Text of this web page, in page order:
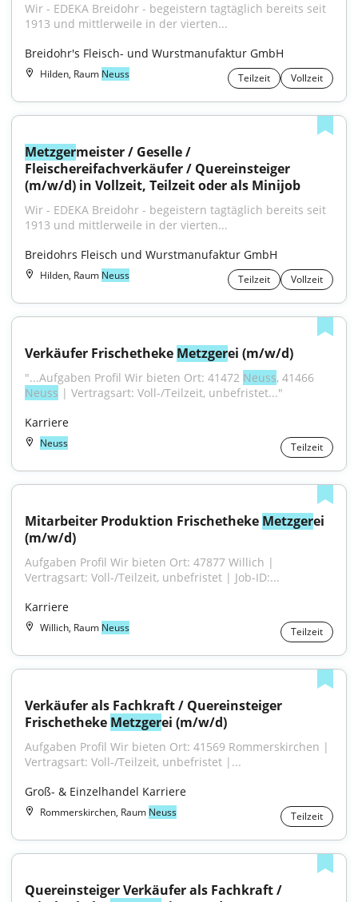
Wir - EDEKA Breidohr - begeistern tagtäglich bereits seit
1913 und mittlerweile in der vierten...
Breidohr's Fleisch- und Wurstmanufaktur GmbH
Hilden, Raum Neuss Teilzeit Vollzeit
Metzgermeister / Geselle /
Fleischereifachverkäufer / Quereinsteiger
(m/w/d) in Vollzeit, Teilzeit oder als Minijob
Wir - EDEKA Breidohr - begeistern tagtäglich bereits seit
1913 und mittlerweile in der vierten...
Breidohrs Fleisch und Wurstmanufaktur GmbH
Hilden, Raum Neuss Teilzeit Vollzeit
Verkäufer Frischetheke Metzgerei (m/w/d)
"...Aufgaben Profil Wir bieten Ort: 41472 Neuss
Neuss | Vertragsart: Voll-/Teilzeit, unbefristet..."
Karriere
Neuss Teilzeit
Mitarbeiter Produktion Frischetheke Metzgerei
(m/w/d)
Aufgaben Profil Wir bieten Ort: 47877 Willich |
Vertragsart: Voll-/Teilzeit, unbefristet | Job-ID:...
Karriere
Willich, Raum Neuss Teilzeit
Verkäufer als Fachkraft / Quereinsteiger
Frischetheke Metzgerei (m/w/d)
Aufgaben Profil Wir bieten Ort: 41569 Rommerskirchen |
Vertragsart: Voll-/Teilzeit, unbefristet |...
Groß- & Einzelhandel Karriere
Rommerskirchen, Raum Neuss Teilzeit
Quereinsteiger Verkäufer als Fachkraft /